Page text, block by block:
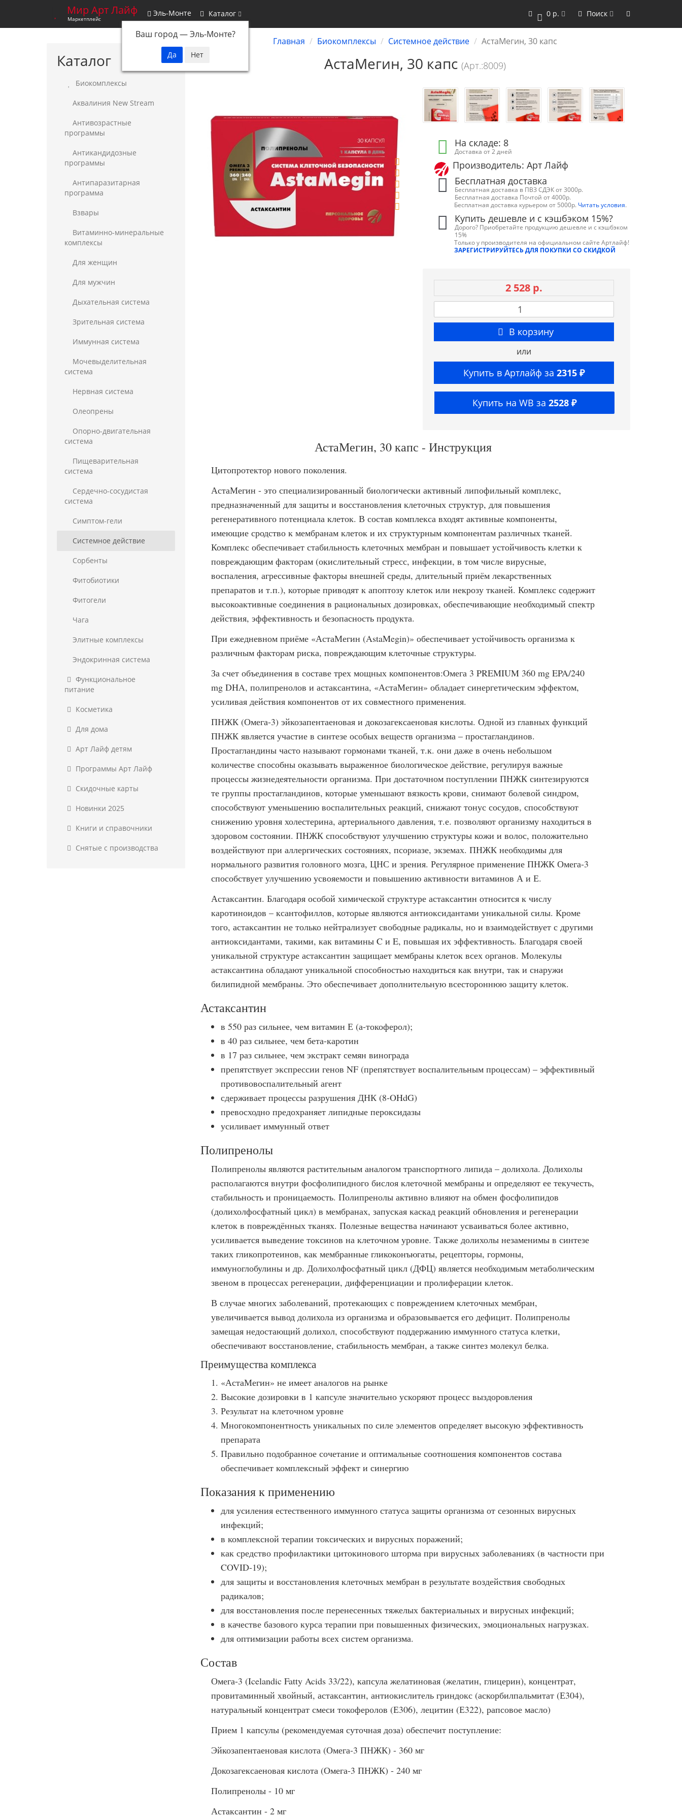
Мир Арт Лайф
Маркетплейс
Эль-Монте
Ваш город —Эль-Монте?
Каталог 0 0 р. Поиск
Каталог
Биокомплексы
Аквалиния New Stream
Антивозрастные
программы
Антикандидозные
программы
Антипаразитарная
программа
Взвары
Витаминно-минеральные
комплексы
Для женщин
Для мужчин
Дыхательная система
Зрительная система
Иммунная система
Мочевыделительная
система
Нервная система
Олеопрены
Опорно-двигательная
система
Пищеварительная
система
Сердечно-сосудистая
система
Симптом-гели
Системное действие
Сорбенты
Фитобиотики
Фитогели
Чага
Элитные комплексы
Эндокринная система
Функциональное
питание
Косметика
Для дома
Арт Лайф детям
Программы Арт Лайф
Скидочные карты
Новинки 2025
Книги и справочники
Снятые с производства
Главная Биокомплексы Системное действие АстаМегин, 30 капс
АстаМегин, 30 капс(Арт.:8009)
На складе: 8
Доставка от 2 дней
Производитель: Арт Лайф
Бесплатная доставка
Бесплатная доставка в ПВЗ СДЭК от 3000р.
Бесплатная доставка Почтой от 4000р.
Бесплатная доставка курьером от 5000р. Читать условия.
Купить дешевле и с кэшбэком 15%?
Дорого? Приобретайте продукцию дешевле и с кэшбэком
15%
Только у производителя на официальном сайте Артлайф!
ЗАРЕГИСТРИРУЙТЕСЬ ДЛЯ ПОКУПКИ СО СКИДКОЙ
2 528 р.
В корзину
или
Купить в Артлайф за2315 ₽
Купить на WB за2528 ₽
АстаМегин, 30 капс - Инструкция
Цитопротектор нового поколения.
АстаМегин - это специализированный биологически активный липофильный комплекс,
предназначенный для защиты и восстановления клеточных структур, для повышения
регенеративного потенциала клеток. В состав комплекса входят активные компоненты,
имеющие сродство к мембранам клеток и их структурным компонентам различных тканей.
Комплекс обеспечивает стабильность клеточных мембран и повышает устойчивость клетки к
повреждающим факторам (окислительный стресс, инфекции, в том числе вирусные,
воспаления, агрессивные факторы внешней среды, длительный приём лекарственных
препаратов и т.п.), которые приводят к апоптозу клеток или некрозу тканей. Комплекс содержит
высокоактивные соединения в рациональных дозировках, обеспечивающие необходимый спектр
действия, эффективность и безопасность продукта.
При ежедневном приёме «АстаМегин (AstaMegin)» обеспечивает устойчивость организма к
различным факторам риска, повреждающим клеточные структуры.
За счет объединения в составе трех мощных компонентов:Омега 3 PREMIUM 360 mg EPA/240
mg DHA, полипренолов и астаксантина, «АстаМегин» обладает синергетическим эффектом,
усиливая действия компонентов от их совместного применения.
ПНЖК (Омега-3) эйкозапентаеновая и докозагексаеновая кислоты. Одной из главных функций
ПНЖК является участие в синтезе особых веществ организма – простагландинов.
Простагландины часто называют гормонами тканей, т.к. они даже в очень небольшом
количестве способны оказывать выраженное биологическое действие, регулируя важные
процессы жизнедеятельности организма. При достаточном поступлении ПНЖК синтезируются
те группы простагландинов, которые уменьшают вязкость крови, снимают болевой синдром,
способствуют уменьшению воспалительных реакций, снижают тонус сосудов, способствуют
снижению уровня холестерина, артериального давления, т.е. позволяют организму находиться в
здоровом состоянии. ПНЖК способствуют улучшению структуры кожи и волос, положительно
воздействуют при аллергических состояниях, псориазе, экземах. ПНЖК необходимы для
нормального развития головного мозга, ЦНС и зрения. Регулярное применение ПНЖК Омега-3
способствует улучшению усвояемости и повышению активности витаминов А и Е.
Астаксантин. Благодаря особой химической структуре астаксантин относится к числу
каротиноидов – ксантофиллов, которые являются антиоксидантами уникальной силы. Кроме
того, астаксантин не только нейтрализует свободные радикалы, но и взаимодействует с другими
антиоксидантами, такими, как витамины C и E, повышая их эффективность. Благодаря своей
уникальной структуре астаксантин защищает мембраны клеток всех органов. Молекулы
астаксантина обладают уникальной способностью находиться как внутри, так и снаружи
билипидной мембраны. Это обеспечивает дополнительную всестороннюю защиту клеток.
Астаксантин
в 550 раз сильнее, чем витамин Е (а-токоферол);
в 40 раз сильнее, чем бета-каротин
в 17 раз сильнее, чем экстракт семян винограда
препятствует экспрессии генов NF (препятствует воспалительным процессам) – эффективный
противовоспалительный агент
сдерживает процессы разрушения ДНК (8-OHdG)
превосходно предохраняет липидные пероксидазы
усиливает иммунный ответ
Полипренолы
Полипренолы являются растительным аналогом транспортного липида – долихола. Долихолы
располагаются внутри фосфолипидного бислоя клеточной мембраны и определяют ее текучесть,
стабильность и проницаемость. Полипренолы активно влияют на обмен фосфолипидов
(долихолфосфатный цикл) в мембранах, запуская каскад реакций обновления и регенерации
клеток в повреждённых тканях. Полезные вещества начинают усваиваться более активно,
усиливается выведение токсинов на клеточном уровне. Также долихолы незаменимы в синтезе
таких гликопротеинов, как мембранные гликоконъюгаты, рецепторы, гормоны,
иммуноглобулины и др. Долихолфосфатный цикл (ДФЦ) является необходимым метаболическим
звеном в процессах регенерации, дифференциации и пролиферации клеток.
В случае многих заболеваний, протекающих с повреждением клеточных мембран,
увеличивается вывод долихола из организма и образовывается его дефицит. Полипренолы
замещая недостающий долихол, способствуют поддержанию иммунного статуса клетки,
обеспечивают восстановление, стабильность мембран, а также синтез молекул белка.
Преимущества комплекса
«АстаМегин» не имеет аналогов на рынке
Высокие дозировки в 1 капсуле значительно ускоряют процесс выздоровления
Результат на клеточном уровне
Многокомпонентность уникальных по силе элементов определяет высокую эффективность
препарата
Правильно подобранное сочетание и оптимальные соотношения компонентов состава
обеспечивает комплексный эффект и синергию
Показания к применению
для усиления естественного иммунного статуса защиты организма от сезонных вирусных
инфекций;
в комплексной терапии токсических и вирусных поражений;
как средство профилактики цитокинового шторма при вирусных заболеваниях (в частности при
COVID-19);
для защиты и восстановления клеточных мембран в результате воздействия свободных
радикалов;
для восстановления после перенесенных тяжелых бактериальных и вирусных инфекций;
в качестве базового курса терапии при повышенных физических, эмоциональных нагрузках.
для оптимизации работы всех систем организма.
Состав
Омега-3 (Icelandic Fatty Acids 33/22), капсула желатиновая (желатин, глицерин), концентрат,
провитаминный хвойный, астаксантин, антиокислитель гриндокс (аскорбилпальмитат (Е304),
натуральный концентрат смеси токоферолов (Е306), лецитин (Е322), рапсовое масло)
Прием 1 капсулы (рекомендуемая суточная доза) обеспечит поступление:
Эйкозапентаеновая кислота (Омега-3 ПНЖК) - 360 мг
Докозагексаеновая кислота (Омега-3 ПНЖК) - 240 мг
Полипренолы - 10 мг
Астаксантин - 2 мг